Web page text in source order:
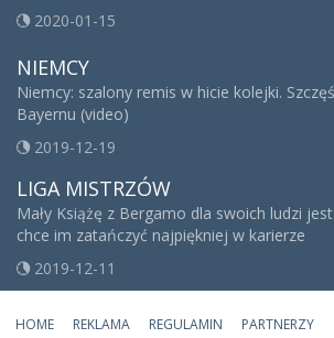
2020-01-15
NIEMCY
Niemcy: szalony remis w hicie kolejki.
Bayernu (video)
2019-12-19
LIGA MISTRZÓW
Mały Książę z Bergamo dla swoich ludzi
chce im zatańczyć najpiękniej w karierze
2019-12-11
HOME REKLAMA REGULAMIN PARTNERZY